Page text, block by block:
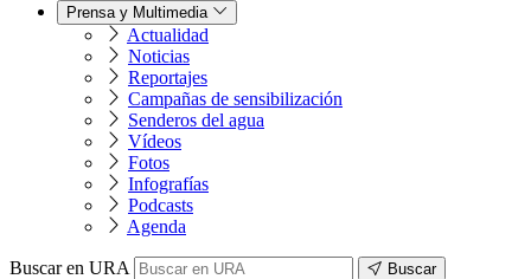
Prensa y Multimedia
Actualidad
Noticias
Reportajes
Campañas de sensibilización
Senderos del agua
Vídeos
Fotos
Infografías
Podcasts
Agenda
Buscar en URA Buscar